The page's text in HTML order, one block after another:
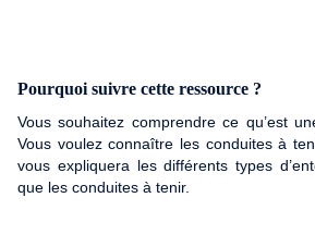
Pourquoi suivre cette ressource ?
Vous souhaitez comprendre ce qu’est
Vous voulez connaître les conduites à
vous expliquera les différents types
que les conduites à tenir.